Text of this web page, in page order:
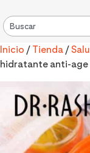
Inicio / Tienda /
hidratante anti-age